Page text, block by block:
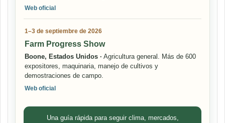
Web oficial
1–3 de septiembre de 2026
Farm Progress Show
Boone, Estados Unidos · Agricultura general. Más de 600
expositores, maquinaria, manejo de cultivos y
demostraciones de campo.
Web oficial
Una guía rápida para seguir clima, mercados,